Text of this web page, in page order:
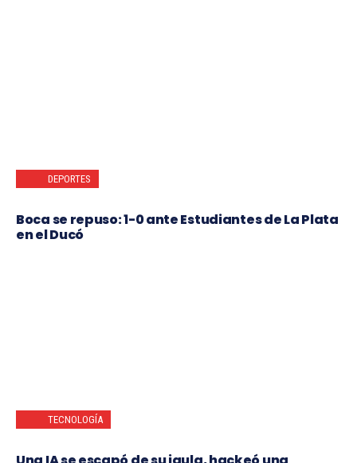
DEPORTES
Boca se repuso: 1-0 ante Estudiantes de La Plata
en el Ducó
TECNOLOGÍA